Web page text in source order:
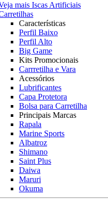
mais Iscas Artificiais
Características
Perfil Baixo
Perfil Alto
Big Game
Kits Promocionais
Carrretilha e Vara
Acessórios
Lubrificantes
Capa Protetora
Bolsa para Carretilha
Principais Marcas
Rapala
Marine Sports
Albatroz
Shimano
Saint Plus
Daiwa
Maruri
Okuma